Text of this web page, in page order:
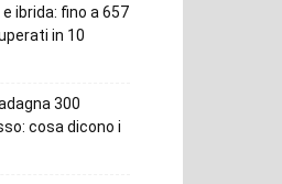
ibrida: fino a 657
in 10
300
cosa dicono i